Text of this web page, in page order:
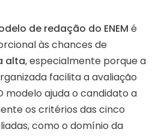
de redação do ENEM é
às chances de
alta, especialmente porque a
facilita a avaliação
modelo ajuda o candidato a
os critérios das cinco
como o domínio da